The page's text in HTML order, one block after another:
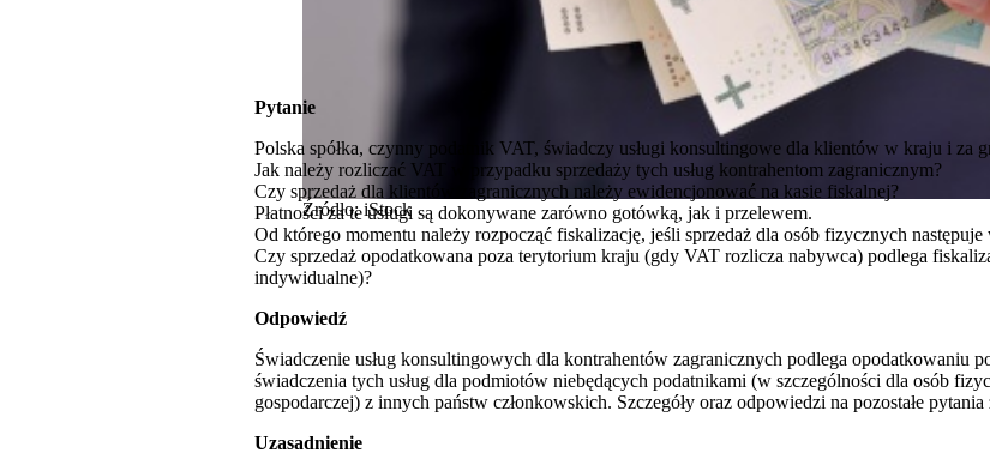
Źródło: iStock
Pytanie
Polska spółka, czynny podatnik VAT, świadczy usługi konsultingowe dla klientów w kraju i za
Jak należy rozliczać VAT w przypadku sprzedaży tych usług kontrahentom zagranicznym?
Czy sprzedaż dla klientów zagranicznych należy ewidencjonować na kasie fiskalnej?
Płatności za te usługi są dokonywane zarówno gotówką, jak i przelewem.
Od którego momentu należy rozpocząć fiskalizację, jeśli sprzedaż dla osób fizycznych następuje
Czy sprzedaż opodatkowana poza terytorium kraju (gdy VAT rozlicza nabywca) podlega
indywidualne)?
Odpowiedź
Świadczenie usług konsultingowych dla kontrahentów zagranicznych podlega opodatkowaniu
świadczenia tych usług dla podmiotów niebędących podatnikami (w szczególności dla osób
gospodarczej) z innych państw członkowskich. Szczegóły oraz odpowiedzi na pozostałe
Uzasadnienie